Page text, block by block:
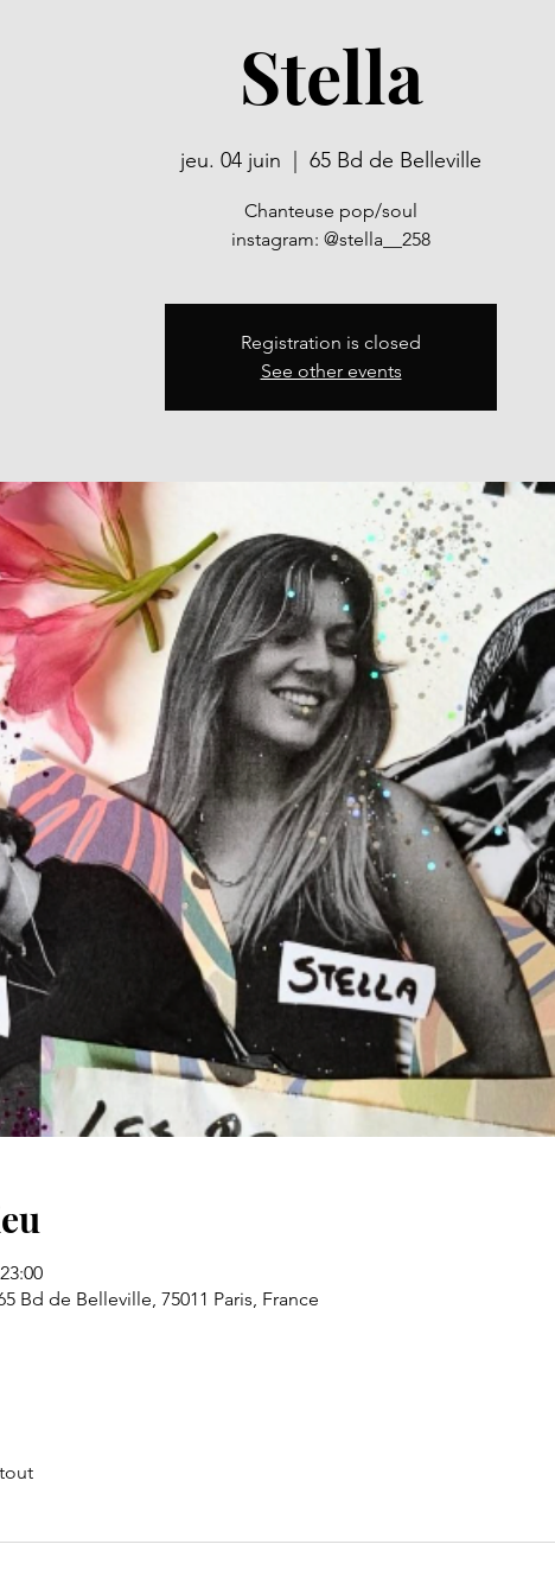
Stella
jeu. 04 juin 65 Bd de Belleville
Chanteuse pop/soul
instagram: @stella__258
Registration is closed
See other events
Bd de Belleville, 75011 Paris, France